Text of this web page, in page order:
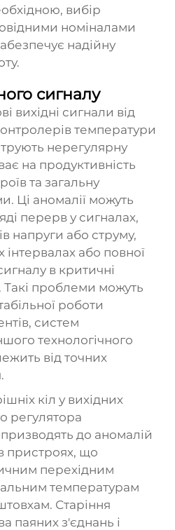
вибір
номіналами
надійну
сигналу
вихідні сигнали від
температури
нерегулярну
на продуктивність
та загальну
Ці аномалії можуть
перерв у сигналах,
напруги або струму,
або повної
в критичні
Такі проблеми можуть
роботи
систем
технологічного
від точних
кіл у вихідних
регулятора
до аномалій
пристроях, що
перехідним
температурам
Старіння
паяних з'єднань і